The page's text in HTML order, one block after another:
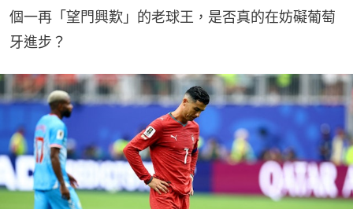
個一再「望門興歎」的老球王，是否真的在妨礙葡萄
牙進步？